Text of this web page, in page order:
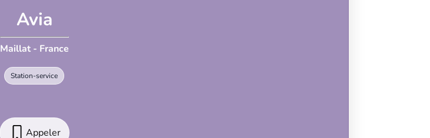
Avia
Maillat - France
Station-service
Appeler